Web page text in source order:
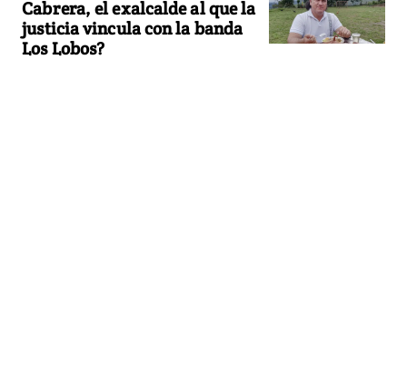
Cabrera, el exalcalde al que la
justicia vincula con la banda
Los Lobos?